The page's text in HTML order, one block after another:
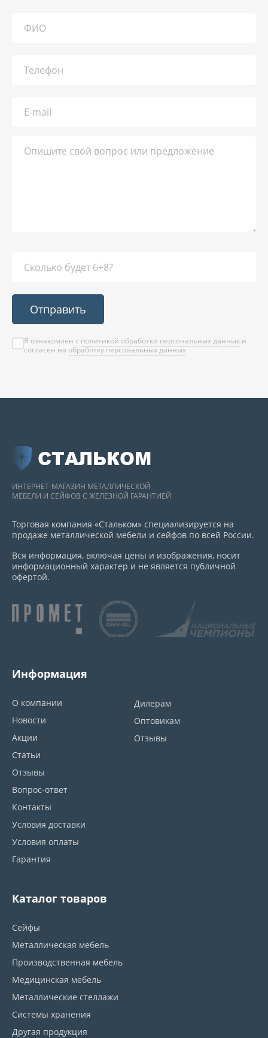
Отправить
Я ознакомлен с политикой обработки персональных данных и
согласен на обработку персональных данных
СТАЛЬКОМ
ИНТЕРНЕТ-МАГАЗИН МЕТАЛЛИЧЕСКОЙ
МЕБЕЛИ И СЕЙФОВ С ЖЕЛЕЗНОЙ ГАРАНТИЕЙ
Торговая компания «Стальком» специализируется на
продаже металлической мебели и сейфов по всей России.
Вся информация, включая цены и изображения, носит
информационный характер и не является публичной
офертой.
Информация
О компании
Новости
Акции
Статьи
Отзывы
Вопрос-ответ
Контакты
Условия доставки
Условия оплаты
Гарантия
Дилерам
Оптовикам
Отзывы
Каталог товаров
Сейфы
Металлическая мебель
Производственная мебель
Медицинская мебель
Металлические стеллажи
Системы хранения
Другая продукция